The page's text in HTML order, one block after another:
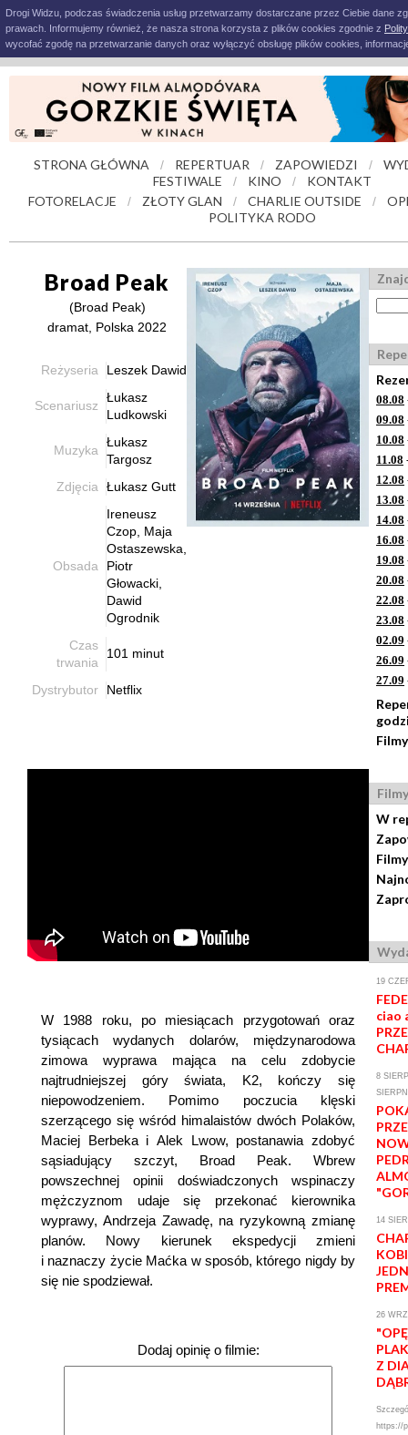
Drogi Widzu, podczas świadczenia usług przetwarzamy dostarczane przez Ciebie dane
prawach. Informujemy również, że nasza strona korzysta z plików cookies zgodnie z
wycofać zgodę na przetwarzanie danych oraz wyłączyć obsługę plików cookies,
STRONA GŁÓWNA / REPERTUAR / ZAPOWIEDZI /
FESTIWALE
/ KINO /
KONTAKT
FOTORELACJE
/ ZŁOTY GLAN / CHARLIE OUTSIDE /
POLITYKA RODO
Broad Peak
(Broad Peak)
dramat, Polska 2022
Reżyseria Leszek Dawid
Scenariusz
Łukasz
Ludkowski
Muzyka
Łukasz
Targosz
Zdjęcia Łukasz Gutt
Obsada
Ireneusz
Czop, Maja
Ostaszewska,
Piotr
Głowacki,
Dawid
Ogrodnik
Czas
trwania
101 minut
Dystrybutor Netflix
W 1988 roku, po miesiącach przygotowań oraz
tysiącach wydanych dolarów, międzynarodowa
zimowa wyprawa mająca na celu zdobycie
najtrudniejszej góry świata, K2, kończy się
niepowodzeniem. Pomimo poczucia klęski
szerzącego się wśród himalaistów dwóch Polaków,
Maciej Berbeka i Alek Lwow, postanawia zdobyć
sąsiadujący szczyt, Broad Peak. Wbrew
powszechnej opinii doświadczonych wspinaczy
mężczyznom udaje się przekonać kierownika
wyprawy, Andrzeja Zawadę, na ryzykowną zmianę
planów. Nowy kierunek ekspedycji zmieni
i naznaczy życie Maćka w sposób, którego nigdy by
się nie spodziewał.
Dodaj opinię o filmie:
08.08
09.08
10.08
11.08
12.08
13.08
14.08
16.08
19.08
20.08
22.08
23.08
02.09
26.09
27.09
Filmy
W
19
ciao
8
14
26
Z
https://